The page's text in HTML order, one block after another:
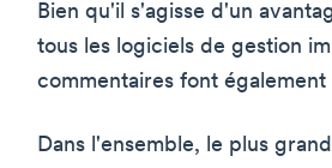
Bien qu'il s'agisse d'un
tous les logiciels de gestion
commentaires font
Dans l'ensemble, le plus